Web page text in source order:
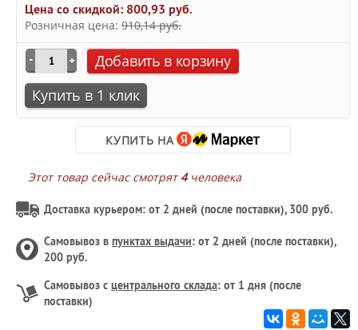
Цена со скидкой: 800,93 руб.
Розничная цена: 910,14 руб.
Добавить в корзину
Купить в 1 клик
КУПИТЬ НА
Этот товар сейчас смотрят 4человека
Доставка курьером: от 2 дней (после поставки), 300 руб.
Самовывоз в пунктах выдачи: от 2 дней (после поставки),
200 руб.
Самовывоз с центрального склада: от 1 дня (после
поставки)